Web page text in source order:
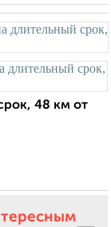
48 км от